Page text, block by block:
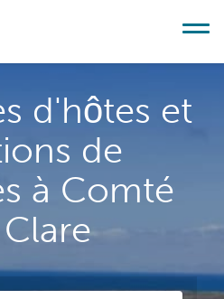
d'hôtes et
de
à Comté